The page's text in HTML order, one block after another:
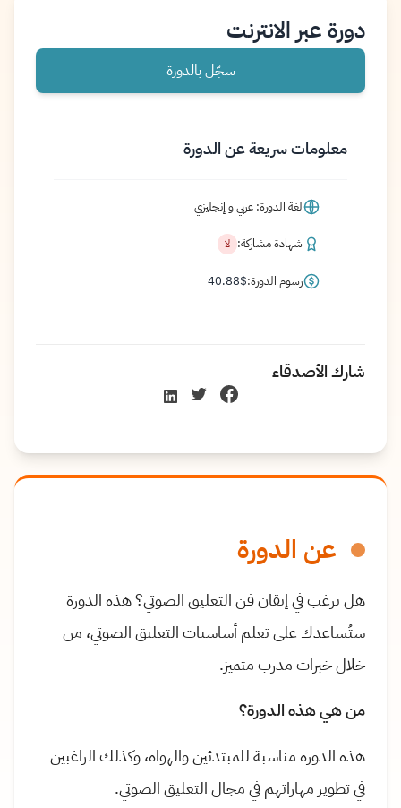
عن الدورة
هل ترغب في إتقان فن التعليق الصوتي؟ هذه الدورة
ستُساعدك على تعلم أساسيات التعليق الصوتي، من
خلال خبرات مدرب متميز.
من هي هذه الدورة؟
هذه الدورة مناسبة للمبتدئين والهواة، وكذلك الراغبين
في تطوير مهاراتهم في مجال التعليق الصوتي.
دورة عبر الانترنت
سجّل بالدورة
معلومات سريعة عن الدورة
لغة الدورة: عربي و إنجليزي
شهادة مشاركة: لا
رسوم الدورة: 40.88$
شارك الأصدقاء